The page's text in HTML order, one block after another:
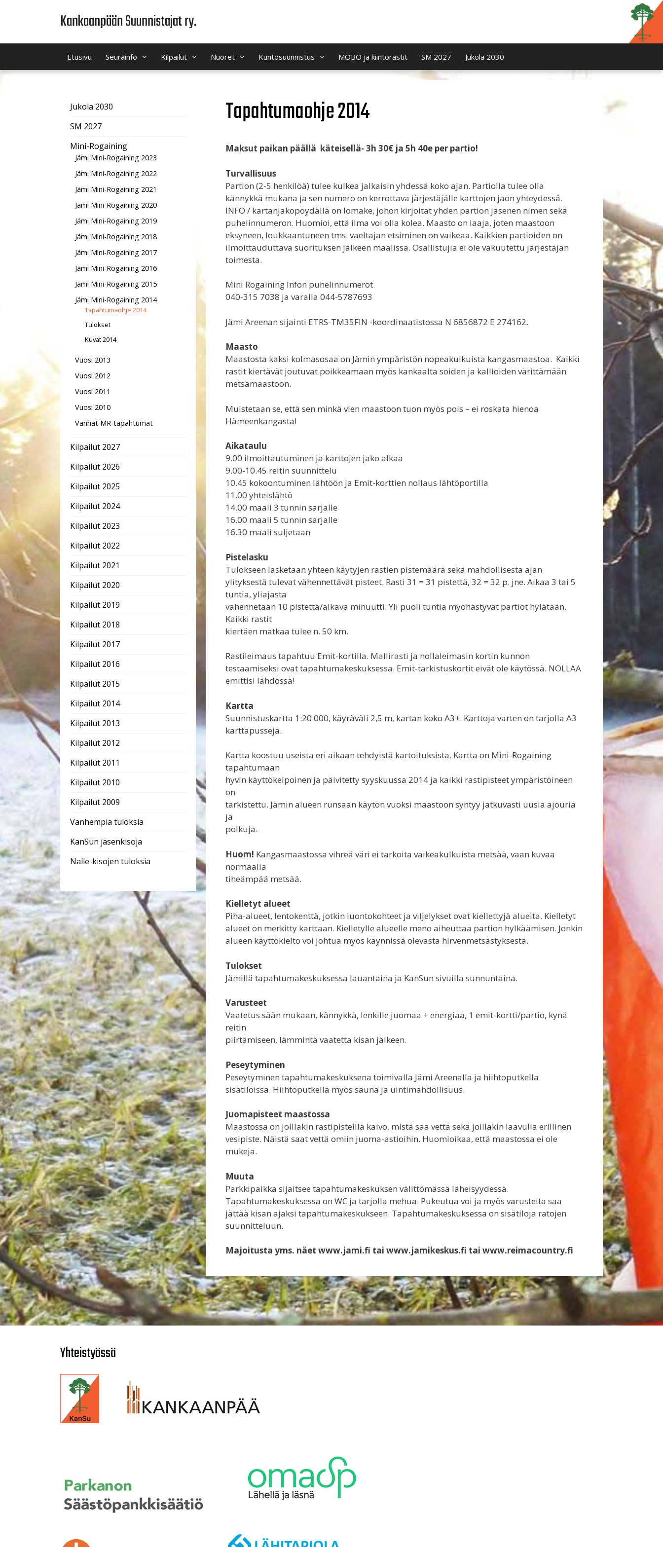
Kankaanpään Suunnistajat ry.
Etusivu Seurainfo Kilpailut Nuoret Kuntosuunnistus MOBO ja kiintorastit SM 2027 Jukola 2030
Tapahtumaohje 2014
Maksut paikan päällä käteisellä- 3h 30€ ja 5h 40e per partio!
Turvallisuus
Partion (2-5 henkilöä) tulee kulkea jalkaisin yhdessä koko ajan. Partiolla tulee olla
kännykkä mukana ja sen numero on kerrottava järjestäjälle karttojen jaon yhteydessä.
INFO / kartanjakopöydällä on lomake, johon kirjoitat yhden partion jäsenen nimen sekä
puhelinnumeron. Huomioi, että ilma voi olla kolea. Maasto on laaja, joten maastoon
eksyneen, loukkaantuneen tms. vaeltajan etsiminen on vaikeaa. Kaikkien partioiden on
ilmoittauduttava suorituksen jälkeen maalissa. Osallistujia ei ole vakuutettu järjestäjän
toimesta.
Mini Rogaining Infon puhelinnumerot
040-315 7038 ja varalla 044-5787693
Jämi Areenan sijainti ETRS-TM35FIN -koordinaatistossa N 6856872 E 274162.
Maasto
Maastosta kaksi kolmasosaa on Jämin ympäristön nopeakulkuista kangasmaastoa. Kaikki
rastit kiertävät joutuvat poikkeamaan myös kankaalta soiden ja kallioiden värittämään
metsämaastoon.
Muistetaan se, että sen minkä vien maastoon tuon myös pois – ei roskata hienoa
Hämeenkangasta!
Aikataulu
9.00 ilmoittautuminen ja karttojen jako alkaa
9.00-10.45 reitin suunnittelu
10.45 kokoontuminen lähtöön ja Emit-korttien nollaus lähtöportilla
11.00 yhteislähtö
14.00 maali 3 tunnin sarjalle
16.00 maali 5 tunnin sarjalle
16.30 maali suljetaan
Pistelasku
Tulokseen lasketaan yhteen käytyjen rastien pistemäärä sekä mahdollisesta ajan
ylityksestä tulevat vähennettävät pisteet. Rasti 31 = 31 pistettä, 32 = 32 p. jne. Aikaa 3 tai 5
tuntia, yliajasta
vähennetään 10 pistettä/alkava minuutti. Yli puoli tuntia myöhästyvät partiot hylätään.
Kaikki rastit
kiertäen matkaa tulee n. 50 km.
Rastileimaus tapahtuu Emit-kortilla. Mallirasti ja nollaleimasin kortin kunnon
testaamiseksi ovat tapahtumakeskuksessa. Emit-tarkistuskortit eivät ole käytössä. NOLLAA
emittisi lähdössä!
Kartta
Suunnistuskartta 1:20 000, käyräväli 2,5 m, kartan koko A3+. Karttoja varten on tarjolla A3
karttapusseja.
Kartta koostuu useista eri aikaan tehdyistä kartoituksista. Kartta on Mini-Rogaining
tapahtumaan
hyvin käyttökelpoinen ja päivitetty syyskuussa 2014 ja kaikki rastipisteet ympäristöineen
on
tarkistettu. Jämin alueen runsaan käytön vuoksi maastoon syntyy jatkuvasti uusia ajouria
ja
polkuja.
Huom! Kangasmaastossa vihreä väri ei tarkoita vaikeakulkuista metsää, vaan kuvaa
normaalia
tiheämpää metsää.
Kielletyt alueet
Piha-alueet, lentokenttä, jotkin luontokohteet ja viljelykset ovat kiellettyjä alueita. Kielletyt
alueet on merkitty karttaan. Kielletylle alueelle meno aiheuttaa partion hylkäämisen. Jonkin
alueen käyttökielto voi johtua myös käynnissä olevasta hirvenmetsästyksestä.
Tulokset
Jämillä tapahtumakeskuksessa lauantaina ja KanSun sivuilla sunnuntaina.
Varusteet
Vaatetus sään mukaan, kännykkä, lenkille juomaa + energiaa, 1 emit-kortti/partio, kynä
reitin
piirtämiseen, lämmintä vaatetta kisan jälkeen.
Peseytyminen
Peseytyminen tapahtumakeskuksena toimivalla Jämi Areenalla ja hiihtoputkella
sisätiloissa. Hiihtoputkella myös sauna ja uintimahdollisuus.
Juomapisteet maastossa
Maastossa on joillakin rastipisteillä kaivo, mistä saa vettä sekä joillakin laavulla erillinen
vesipiste. Näistä saat vettä omiin juoma-astioihin. Huomioikaa, että maastossa ei ole
mukeja.
Muuta
Parkkipaikka sijaitsee tapahtumakeskuksen välittömässä läheisyydessä.
Tapahtumakeskuksessa on WC ja tarjolla mehua. Pukeutua voi ja myös varusteita saa
jättää kisan ajaksi tapahtumakeskukseen. Tapahtumakeskuksessa on sisätiloja ratojen
suunnitteluun.
Majoitusta yms. näet www.jami.fi tai www.jamikeskus.fi tai www.reimacountry.fi
Jukola 2030
SM 2027
Mini-Rogaining
Jämi Mini-Rogaining 2023
Jämi Mini-Rogaining 2022
Jämi Mini-Rogaining 2021
Jämi Mini-Rogaining 2020
Jämi Mini-Rogaining 2019
Jämi Mini-Rogaining 2018
Jämi Mini-Rogaining 2017
Jämi Mini-Rogaining 2016
Jämi Mini-Rogaining 2015
Jämi Mini-Rogaining 2014
Tapahtumaohje 2014
Tulokset
Kuvat 2014
Vuosi 2013
Vuosi 2012
Vuosi 2011
Vuosi 2010
Vanhat MR-tapahtumat
Kilpailut 2027
Kilpailut 2026
Kilpailut 2025
Kilpailut 2024
Kilpailut 2023
Kilpailut 2022
Kilpailut 2021
Kilpailut 2020
Kilpailut 2019
Kilpailut 2018
Kilpailut 2017
Kilpailut 2016
Kilpailut 2015
Kilpailut 2014
Kilpailut 2013
Kilpailut 2012
Kilpailut 2011
Kilpailut 2010
Kilpailut 2009
Vanhempia tuloksia
KanSun jäsenkisoja
Nalle-kisojen tuloksia
Yhteistyössä